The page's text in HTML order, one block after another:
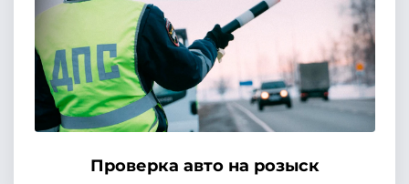
Проверка авто на розыск